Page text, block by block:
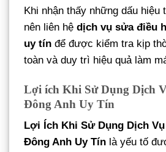
Khi nhận thấy những dấu hiệu
nên liên hệ dịch vụ sửa điều
uy tín để được kiểm tra kịp
toàn và duy trì hiệu quả làm
Lợi ích Khi Sử Dụng Dịch
Đông Anh Uy Tín
Lợi Ích Khi Sử Dụng Dịch
Đông Anh Uy Tín là yếu tố